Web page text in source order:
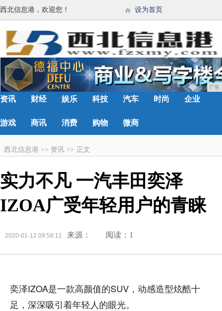
西北信息港，欢迎您！ 设为首页
广告
资讯 财经 娱乐 科技 汽车 时尚 企业
游戏 商讯 消费 购物 微商
西北信息港 >> 资讯 >> 正文
实力不凡 一汽丰田奕泽
IZOA广受年轻用户的青睐
2020-01-12 09:58:11 来源： 阅读：1
奕泽IZOA是一款高颜值的SUV，动感造型炫酷十
足，深深吸引着年轻人的眼光。